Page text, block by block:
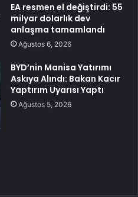
EA resmen el değiştirdi: 55
milyar dolarlık dev
anlaşma tamamlandı
Ağustos 6, 2026
BYD’nin Manisa Yatırımı
Askıya Alındı: Bakan Kacır
Yaptırım Uyarısı Yaptı
Ağustos 5, 2026